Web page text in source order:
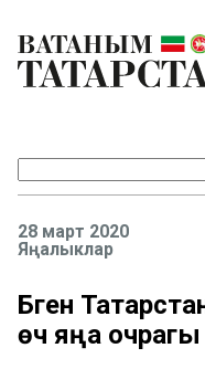
28 март 2020
Яңалыклар
Бүген
өч яңа